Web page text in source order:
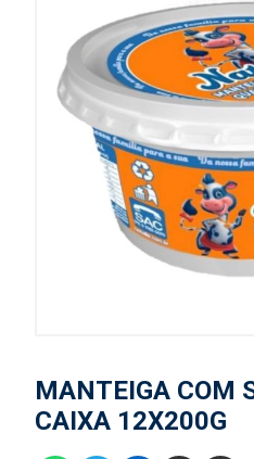
MANTEIGA COM
CAIXA 12X200G